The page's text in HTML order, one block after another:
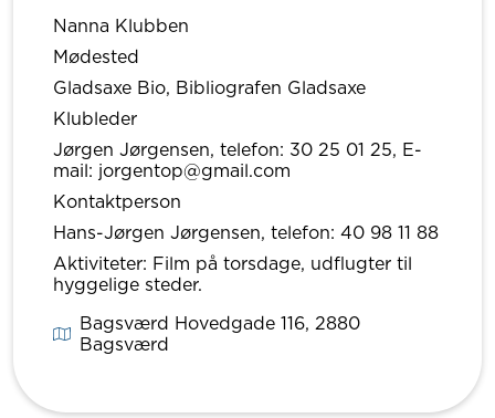
Nanna Klubben
Mødested
Gladsaxe Bio, Bibliografen Gladsaxe
Klubleder
Jørgen Jørgensen, telefon: 30 25 01 25, E-
mail: jorgentop@gmail.com
Kontaktperson
Hans-Jørgen Jørgensen, telefon: 40 98 11 88
Aktiviteter: Film på torsdage, udflugter til
hyggelige steder.
Bagsværd Hovedgade 116, 2880
Bagsværd